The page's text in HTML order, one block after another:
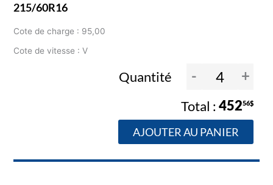
215/60R16
Cote de charge : 95,00
Cote de vitesse : V
Quantité - +
45256$
AJOUTER AU PANIER